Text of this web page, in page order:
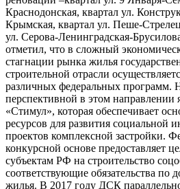
Краснодонская, квартал ул.
Крымская, квартал ул. Пеше-
ул. Серова-Ленинградская-
отметил, что в сложный
стагнации рынка жилья
строительной отрасли
различных федеральных программ.
перспективной в этом направлении
«Стимул», которая обеспечивает
ресурсов для развития социальной
проектов комплексной застройки.
конкурсной основе предоставляет
субъектам РФ на строительство
соответствующие обязательства по
жилья. В 2017 году ДСК